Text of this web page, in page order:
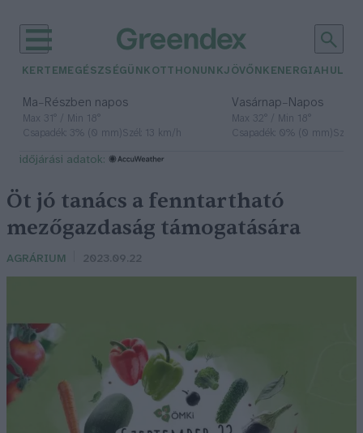
KERTEM EGÉSZSÉGÜNK OTTHONUNKJÖVŐNK ENERGIA
Ma– Részben napos
Max 31° / Min 18°
Csapadék: 3% (0 mm)Szél: 13 km/h
Vasárnap– Napos
Max 32° / Min 18°
Csapadék: 0% (0 mm)Szél:
időjárási adatok:
Öt jó tanács a fenntartható
mezőgazdaság támogatására
AGRÁRIUM 2023.09.22